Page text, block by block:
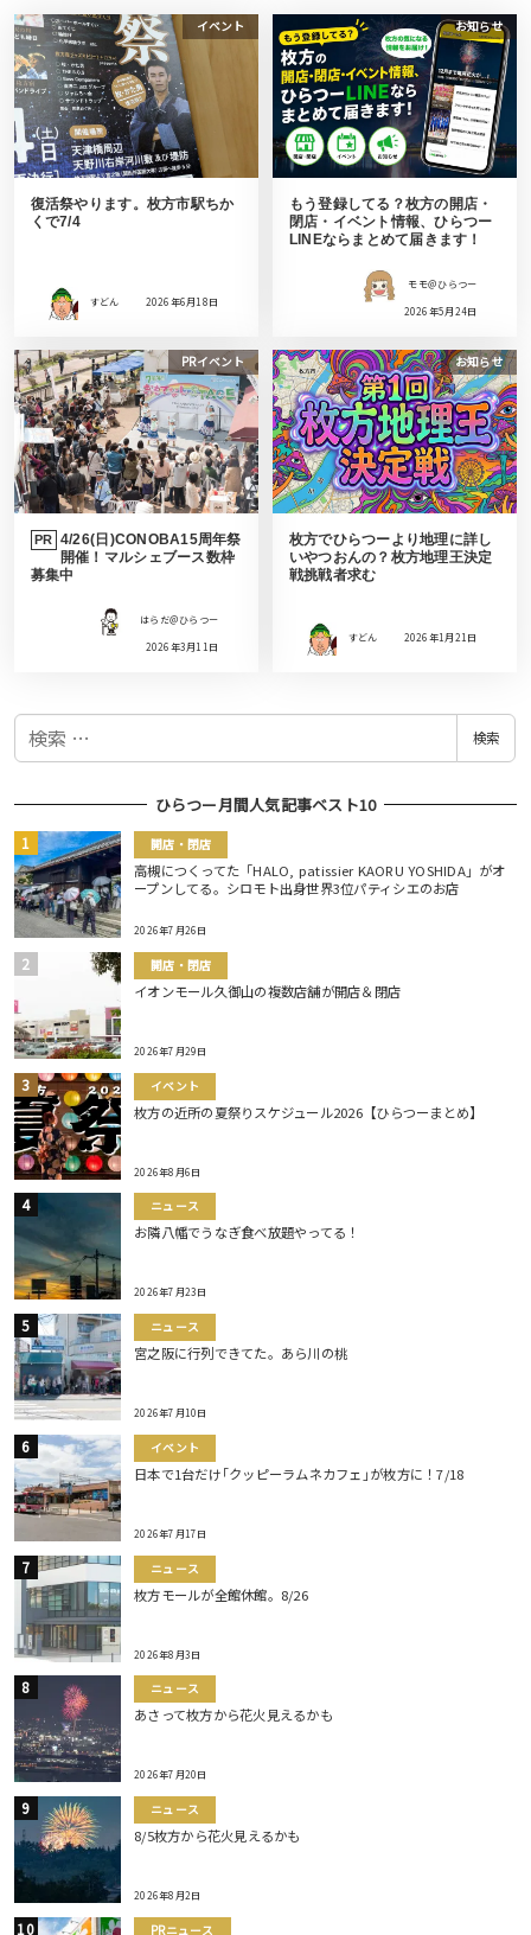
イベント
復活祭やります。枚方市駅ちか
くで7/4
すどん 2026年6月18日
お知らせ
もう登録してる？枚方の開店・
閉店・イベント情報、ひらつー
LINEならまとめて届きます！
モモ＠ひらつー
2026年5月24日
PRイベント
PR 4/26(日)CONOBA15周年祭
開催！マルシェブース数枠
募集中
はらだ＠ひらつー
2026年3月11日
お知らせ
枚方でひらつーより地理に詳し
いやつおんの？枚方地理王決定
戦挑戦者求む
すどん 2026年1月21日
検
検索
ひらつー月間人気記事ベスト10
開店・閉店
高槻につくってた「HALO, patissier KAORU YOSHIDA」がオ
ープンしてる。シロモト出身世界3位パティシエのお店
2026年7月26日
開店・閉店
イオンモール久御山の複数店舗が開店＆閉店
2026年7月29日
イベント
枚方の近所の夏祭りスケジュール2026【ひらつーまとめ】
2026年8月6日
ニュース
お隣八幡でうなぎ食べ放題やってる！
2026年7月23日
ニュース
宮之阪に行列できてた。あら川の桃
2026年7月10日
イベント
日本で1台だけ｢クッピーラムネカフェ｣が枚方に！7/18
2026年7月17日
ニュース
枚方モールが全館休館。8/26
2026年8月3日
ニュース
あさって枚方から花火見えるかも
2026年7月20日
ニュース
8/5枚方から花火見えるかも
2026年8月2日
PRニュース